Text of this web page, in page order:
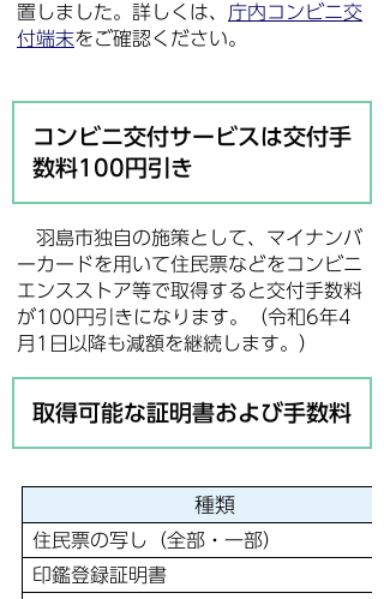
置しました。詳しくは、 庁内コンビニ交
付端末をご確認ください。
コンビニ交付サービスは交付手
数料100円引き
羽島市独自の施策として、マイナンバ
ーカードを用いて住民票などをコンビニ
エンスストア等で取得すると交付手数料
が100円引きになります。（令和6年4
月1日以降も減額を継続します。）
取得可能な証明書および手数料
種類
住民票の写し（全部・一部）
印鑑登録証明書